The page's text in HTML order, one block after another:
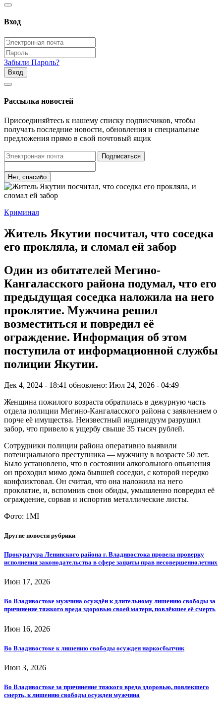
Вход
Забыли Пароль?
Вход
Рассылка новостей
Присоединяйтесь к нашему списку подписчиков, чтобы
получать последние новости, обновления и специальные
предложения прямо в свой почтовый ящик
Подписаться
Нет, спасибо
Криминал
Житель Якутии посчитал, что соседка
его прокляла, и сломал ей забор
Один из обитателей Мегино-
Кангаласского района подумал, что его
предыдущая соседка наложила на него
проклятие. Мужчина решил
возместиться и повредил её
ограждение. Информация об этом
поступила от информационной службы
полиции Якутии.
Дек 4, 2024 - 18:41 обновлено: Июл 24, 2026 - 04:49
Женщина пожилого возраста обратилась в дежурную часть
отдела полиции Мегино-Кангаласского района с заявлением о
порче её имущества. Неизвестный индивидуум разрушил
забор, что привело к ущербу свыше 35 тысяч рублей.
Сотрудники полиции района оперативно выявили
потенциального преступника — мужчину в возрасте 50 лет.
Было установлено, что в состоянии алкогольного опьянения
он проходил мимо дома бывшей соседки, с которой нередко
конфликтовал. Он считал, что она наложила на него
проклятие, и, вспомнив свои обиды, умышленно повредил её
ограждение, сорвав и испортив металлические листы.
Фото: 1MI
Другие новости рубрики
Прокуратура Ленинского района г. Владивостока провела проверку
исполнения законодательства в сфере защиты прав несовершеннолетних
Июн 17, 2026
Во Владивостоке мужчина осуждён к длительному лишению свободы за
причинение тяжкого вреда здоровью своей матери, повлёкшее её смерть
Июн 16, 2026
Во Владивостоке к лишению свободы осужден наркосбытчик
Июн 3, 2026
Во Владивостоке за причинение тяжкого вреда здоровью, повлекшего
смерть, к лишению свободы осужден мужчина